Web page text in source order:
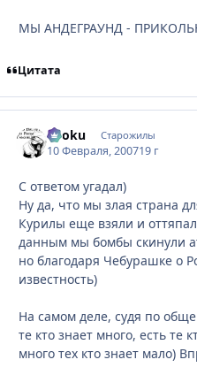
МЫ АНДЕГРАУНД -
Цитата
Ryoku Старожилы
10 Февраля, 200719 г
С ответом угадал)
Ну да, что мы злая страна
Курилы еще взяли и
данным мы бомбы скинули
но благодаря Чебурашке о
известность)
На самом деле, судя по
те кто знает много, есть те
много тех кто знает мало)